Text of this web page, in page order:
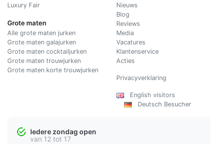
Luxury Fair
Grote maten
Alle grote maten jurken
Grote maten galajurken
Grote maten cocktailjurken
Grote maten trouwjurken
Grote maten korte trouwjurken
Nieuws
Blog
Reviews
Media
Vacatures
Klantenservice
Acties
Privacyverklaring
English visitors
Deutsch Besucher
Iedere zondag open
van 12 tot 17